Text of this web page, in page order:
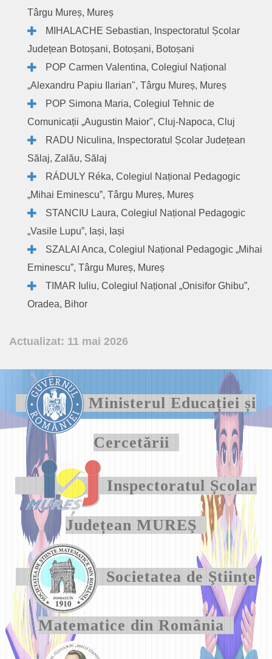
Târgu Mureș, Mureș
MIHALACHE Sebastian, Inspectoratul Școlar
Județean Botoșani, Botoșani, Botoșani
POP Carmen Valentina, Colegiul Național
„Alexandru Papiu Ilarian", Târgu Mureș, Mureș
POP Simona Maria, Colegiul Tehnic de
Comunicații „Augustin Maior", Cluj-Napoca, Cluj
RADU Niculina, Inspectoratul Școlar Județean
Sălaj, Zalău, Sălaj
RÁDULY Réka, Colegiul Național Pedagogic
„Mihai Eminescu”, Târgu Mureș, Mureș
STANCIU Laura, Colegiul Național Pedagogic
„Vasile Lupu”, Iași, Iași
SZALAI Anca, Colegiul Național Pedagogic „Mihai
Eminescu”, Târgu Mureș, Mureș
TIMAR Iuliu, Colegiul Național „Onisifor Ghibu”,
Oradea, Bihor
Actualizat: 11 mai 2026
Ministerul Educației și
Cercetării
Inspectoratul Școlar
Județean MUREŞ
Societatea de Ştiinţe
Matematice din România